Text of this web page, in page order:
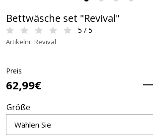
Bettwäsche set "Revival"
5 / 5
Artikelnr. Revival
Preis
62,99€
Größe